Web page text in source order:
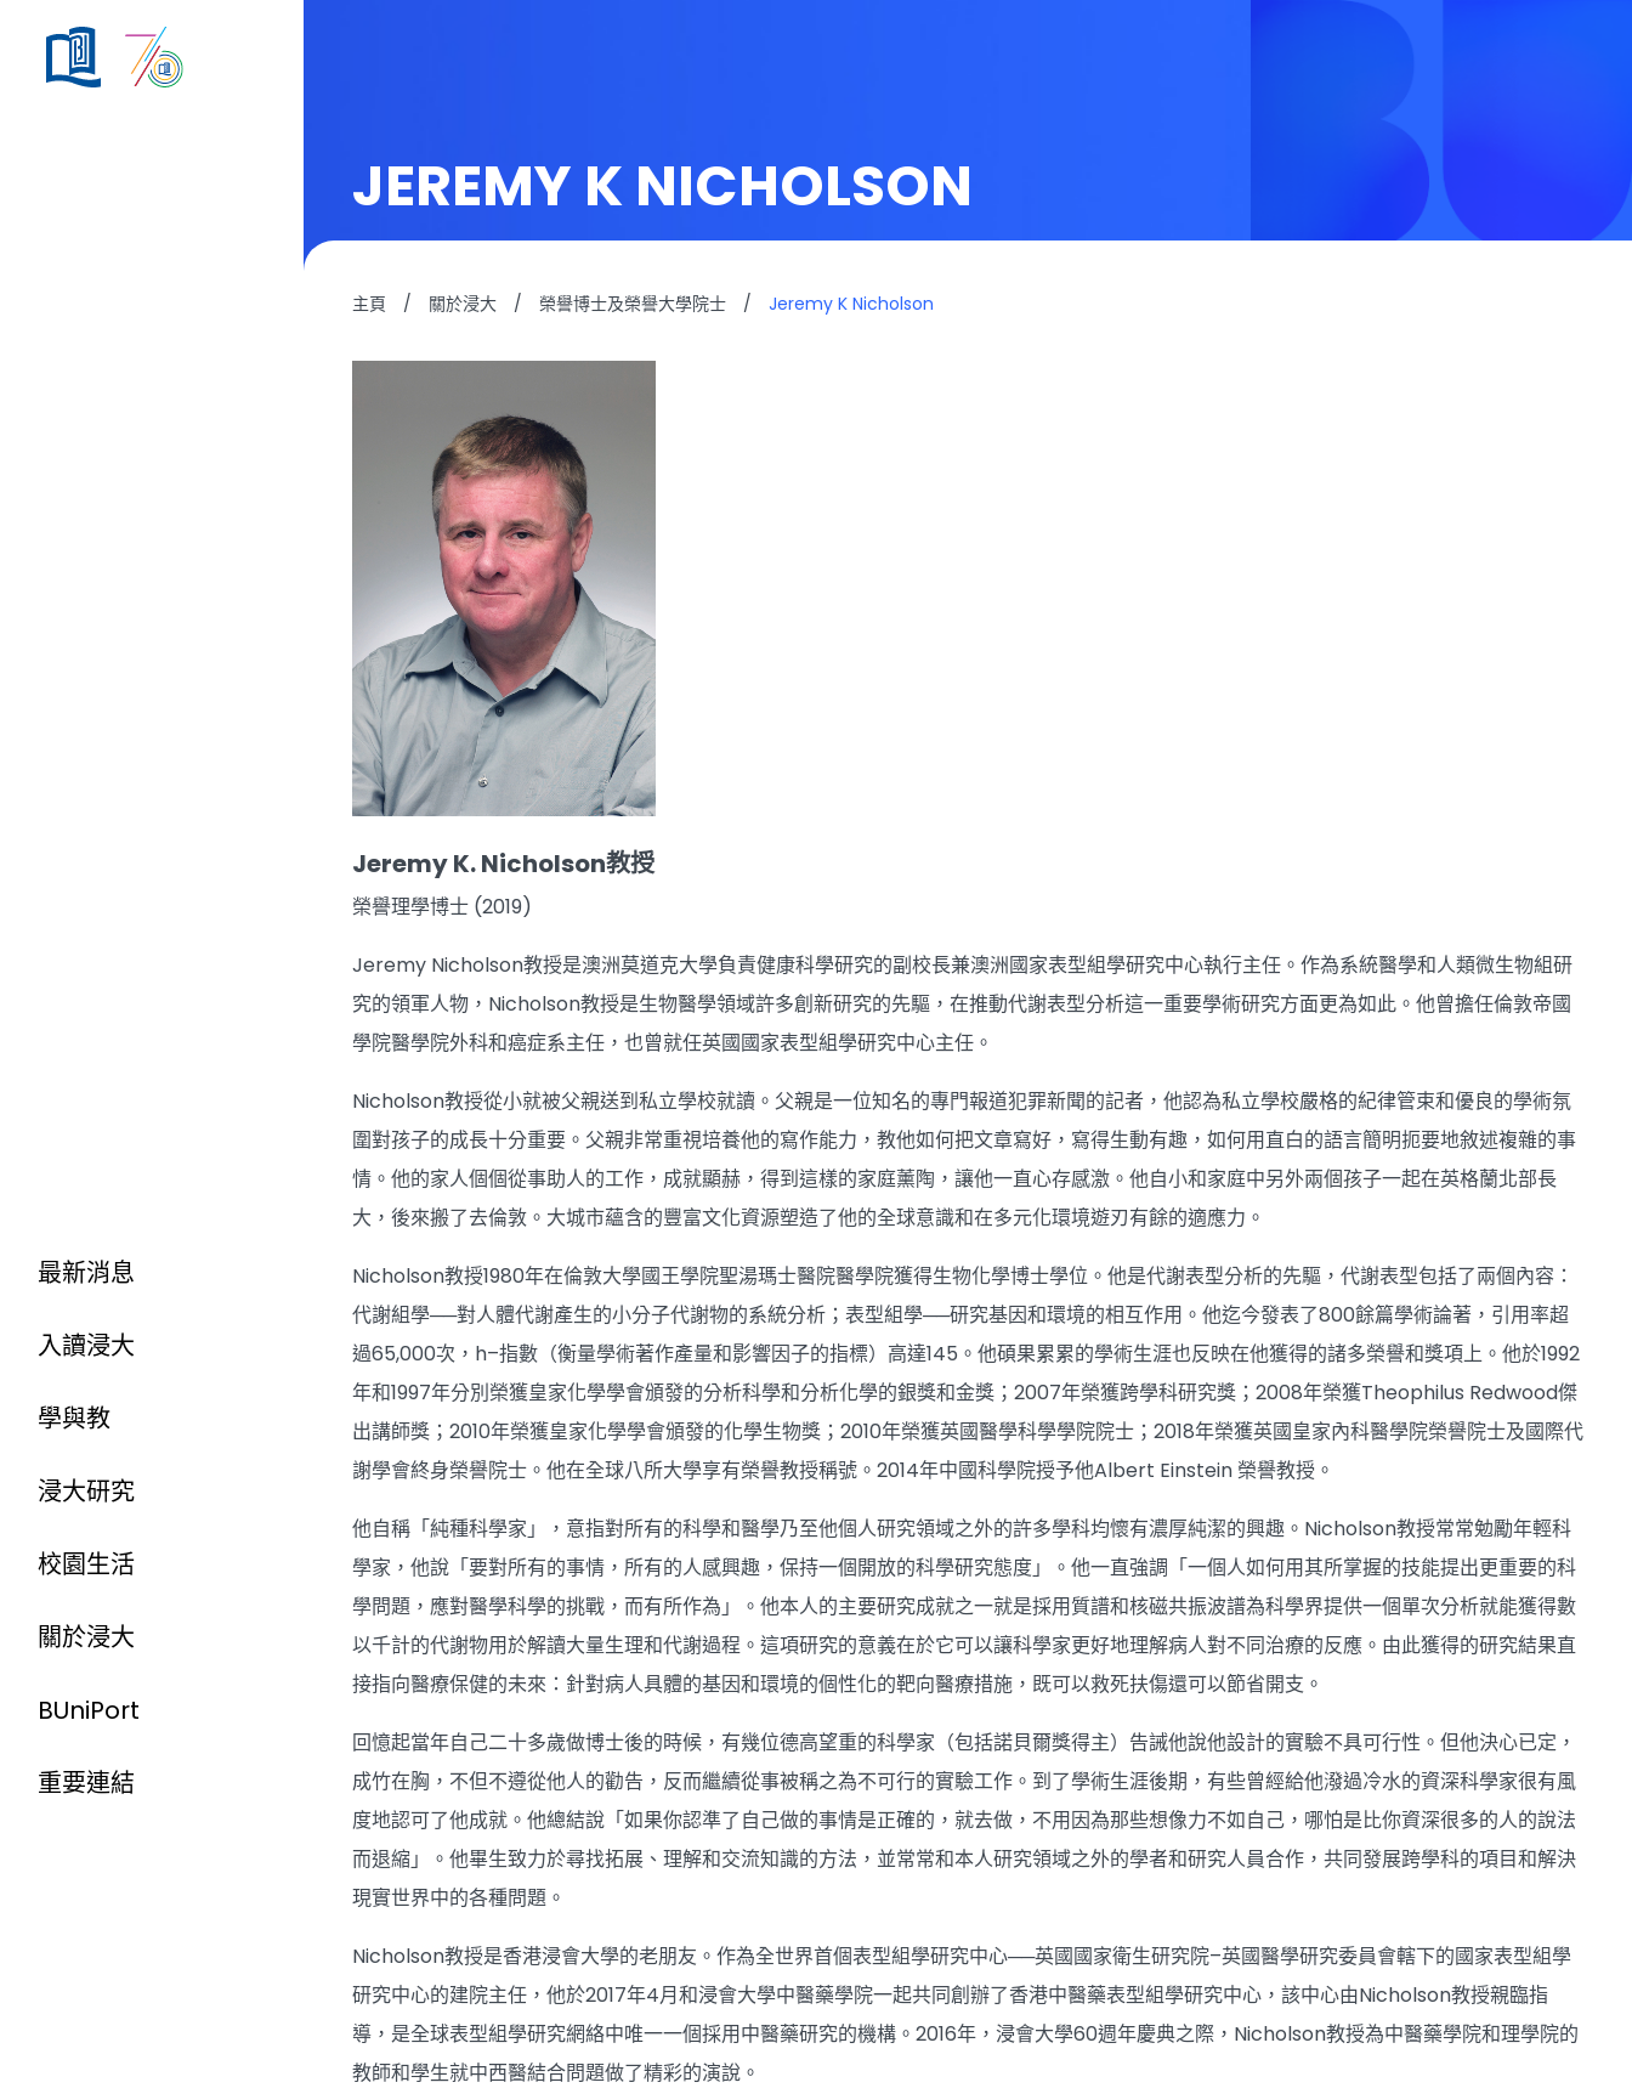
最新消息
入讀浸大
學與教
浸大研究
校園生活
關於浸大
BUniPort
重要連結
JEREMY K NICHOLSON
主頁 / 關於浸大 / 榮譽博士及榮譽大學院士 / Jeremy K Nicholson
Jeremy K. Nicholson教授
榮譽理學博士 (2019)
Jeremy Nicholson教授是澳洲莫道克大學負責健康科學研究的副校長兼澳洲國家表型組學研究中心執行主任。作為系統醫學和人類微生物組研
究的領軍人物，Nicholson教授是生物醫學領域許多創新研究的先驅，在推動代謝表型分析這一重要學術研究方面更為如此。他曾擔任倫敦帝國
學院醫學院外科和癌症系主任，也曾就任英國國家表型組學研究中心主任。
Nicholson教授從小就被父親送到私立學校就讀。父親是一位知名的專門報道犯罪新聞的記者，他認為私立學校嚴格的紀律管束和優良的學術氛
圍對孩子的成長十分重要。父親非常重視培養他的寫作能力，教他如何把文章寫好，寫得生動有趣，如何用直白的語言簡明扼要地敘述複雜的事
情。他的家人個個從事助人的工作，成就顯赫，得到這樣的家庭薰陶，讓他一直心存感激。他自小和家庭中另外兩個孩子一起在英格蘭北部長
大，後來搬了去倫敦。大城市蘊含的豐富文化資源塑造了他的全球意識和在多元化環境遊刃有餘的適應力。
Nicholson教授1980年在倫敦大學國王學院聖湯瑪士醫院醫學院獲得生物化學博士學位。他是代謝表型分析的先驅，代謝表型包括了兩個內容：
代謝組學──對人體代謝產生的小分子代謝物的系統分析；表型組學──研究基因和環境的相互作用。他迄今發表了800餘篇學術論著，引用率超
過65,000次，h–指數（衡量學術著作產量和影響因子的指標）高達145。他碩果累累的學術生涯也反映在他獲得的諸多榮譽和獎項上。他於1992
年和1997年分別榮獲皇家化學學會頒發的分析科學和分析化學的銀獎和金獎；2007年榮獲跨學科研究獎；2008年榮獲Theophilus Redwood傑
出講師獎；2010年榮獲皇家化學學會頒發的化學生物獎；2010年榮獲英國醫學科學學院院士；2018年榮獲英國皇家內科醫學院榮譽院士及國際代
謝學會終身榮譽院士。他在全球八所大學享有榮譽教授稱號。2014年中國科學院授予他Albert Einstein 榮譽教授。
他自稱「純種科學家」，意指對所有的科學和醫學乃至他個人研究領域之外的許多學科均懷有濃厚純潔的興趣。Nicholson教授常常勉勵年輕科
學家，他說「要對所有的事情，所有的人感興趣，保持一個開放的科學研究態度」。他一直強調「一個人如何用其所掌握的技能提出更重要的科
學問題，應對醫學科學的挑戰，而有所作為」。他本人的主要研究成就之一就是採用質譜和核磁共振波譜為科學界提供一個單次分析就能獲得數
以千計的代謝物用於解讀大量生理和代謝過程。這項研究的意義在於它可以讓科學家更好地理解病人對不同治療的反應。由此獲得的研究結果直
接指向醫療保健的未來：針對病人具體的基因和環境的個性化的靶向醫療措施，既可以救死扶傷還可以節省開支。
回憶起當年自己二十多歲做博士後的時候，有幾位德高望重的科學家（包括諾貝爾獎得主）告誡他說他設計的實驗不具可行性。但他決心已定，
成竹在胸，不但不遵從他人的勸告，反而繼續從事被稱之為不可行的實驗工作。到了學術生涯後期，有些曾經給他潑過冷水的資深科學家很有風
度地認可了他成就。他總結說「如果你認準了自己做的事情是正確的，就去做，不用因為那些想像力不如自己，哪怕是比你資深很多的人的說法
而退縮」。他畢生致力於尋找拓展、理解和交流知識的方法，並常常和本人研究領域之外的學者和研究人員合作，共同發展跨學科的項目和解決
現實世界中的各種問題。
Nicholson教授是香港浸會大學的老朋友。作為全世界首個表型組學研究中心──英國國家衛生研究院–英國醫學研究委員會轄下的國家表型組學
研究中心的建院主任，他於2017年4月和浸會大學中醫藥學院一起共同創辦了香港中醫藥表型組學研究中心，該中心由Nicholson教授親臨指
導，是全球表型組學研究網絡中唯一一個採用中醫藥研究的機構。2016年，浸會大學60週年慶典之際，Nicholson教授為中醫藥學院和理學院的
教師和學生就中西醫結合問題做了精彩的演說。